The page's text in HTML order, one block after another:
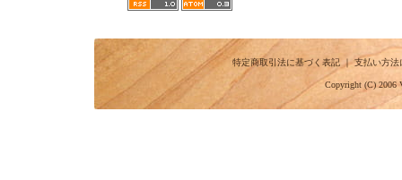
特定商取引法に基づく表記｜支払い方法
Copyright (C) 2006